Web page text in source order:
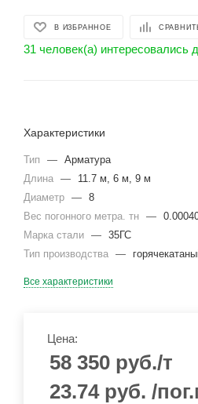
В ИЗБРАННОЕ
31 человек(а) интересовались
Характеристики
Тип — Арматура
Длина —
11.7 м, 6 м, 9 м
Диаметр — 8
Вес погонного метра. тн —
Марка стали — 35ГС
Тип производства —
Все характеристики
Цена:
58 350 руб./т
23.74 руб. /